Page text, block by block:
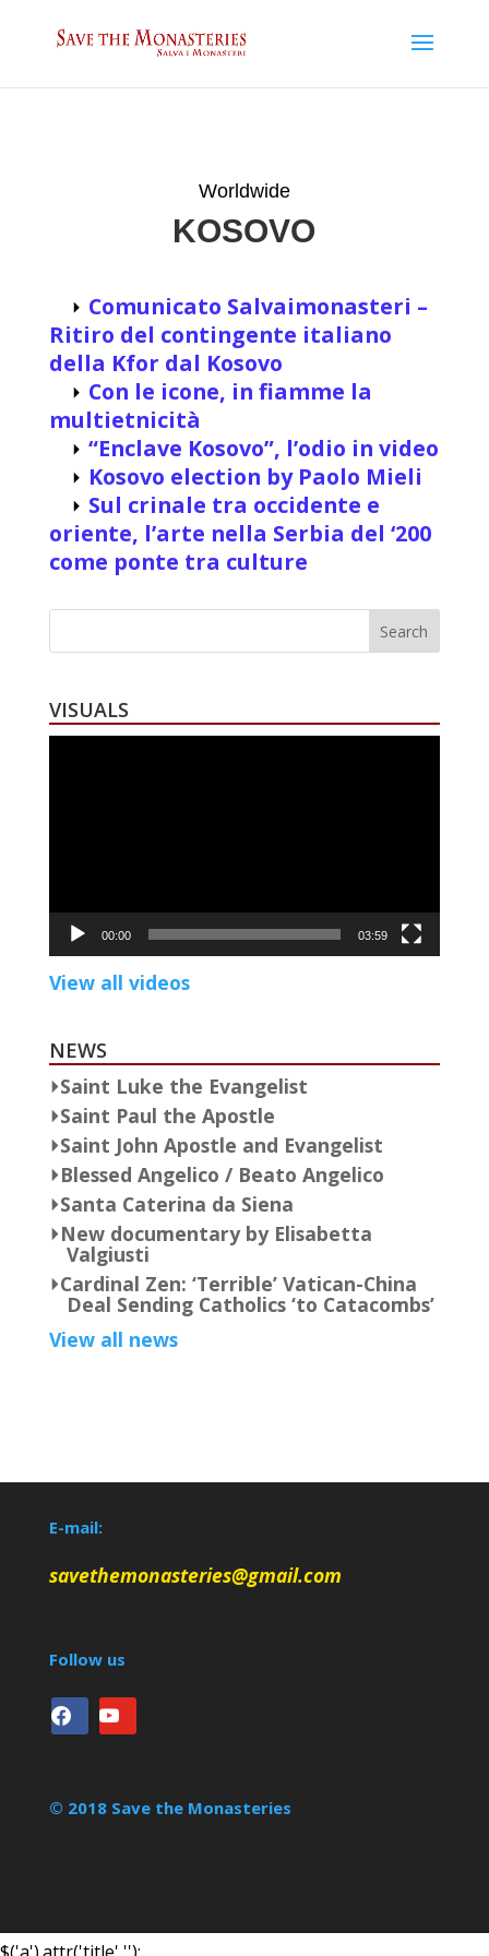
Worldwide
KOSOVO
⏵ Comunicato Salvaimonasteri –
Ritiro del contingente italiano
della Kfor dal Kosovo
⏵ Con le icone, in fiamme la
multietnicità
⏵ “Enclave Kosovo”, l’odio in video
⏵ Kosovo election by Paolo Mieli
⏵ Sul crinale tra occidente e
oriente, l’arte nella Serbia del ‘200
come ponte tra culture
VISUALS
Video
00:00 03:59
View all videos
NEWS
Saint Luke the Evangelist
Saint Paul the Apostle
Saint John Apostle and Evangelist
Blessed Angelico / Beato Angelico
Santa Caterina da Siena
New documentary by Elisabetta
Valgiusti
Cardinal Zen: ‘Terrible’ Vatican-China
Deal Sending Catholics ‘to Catacombs’
View all news
E-mail:
savethemonasteries@gmail.com
Follow us
facebookyoutube
© 2018 Save the Monasteries